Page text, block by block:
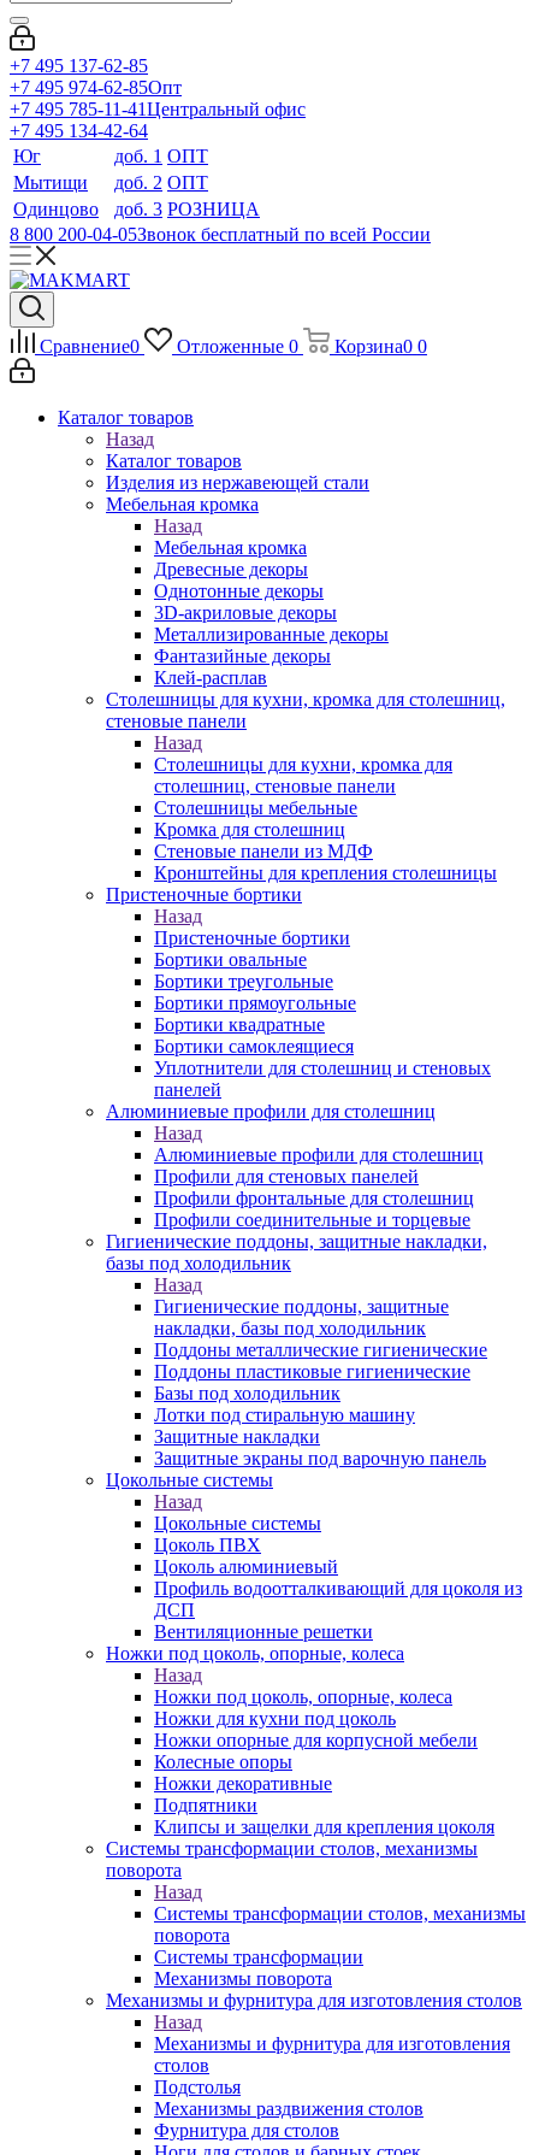
+7 495 137-62-85
+7 495 974-62-85Опт
+7 495 785-11-41Центральный офис
+7 495 134-42-64
Юг
доб. 1 ОПТ
Мытищи
доб. 2 ОПТ
Одинцово
доб. 3 РОЗНИЦА
8 800 200-04-05Звонок бесплатный по всей России
Сравнение0 Отложенные 0 Корзина0 0
Каталог товаров
Назад
Каталог товаров
Изделия из нержавеющей стали
Мебельная кромка
Назад
Мебельная кромка
Древесные декоры
Однотонные декоры
3D-акриловые декоры
Металлизированные декоры
Фантазийные декоры
Клей-расплав
Столешницы для кухни, кромка для столешниц,
стеновые панели
Назад
Столешницы для кухни, кромка для
столешниц, стеновые панели
Столешницы мебельные
Кромка для столешниц
Стеновые панели из МДФ
Кронштейны для крепления столешницы
Пристеночные бортики
Назад
Пристеночные бортики
Бортики овальные
Бортики треугольные
Бортики прямоугольные
Бортики квадратные
Бортики самоклеящиеся
Уплотнители для столешниц и стеновых
панелей
Алюминиевые профили для столешниц
Назад
Алюминиевые профили для столешниц
Профили для стеновых панелей
Профили фронтальные для столешниц
Профили соединительные и торцевые
Гигиенические поддоны, защитные накладки,
базы под холодильник
Назад
Гигиенические поддоны, защитные
накладки, базы под холодильник
Поддоны металлические гигиенические
Поддоны пластиковые гигиенические
Базы под холодильник
Лотки под стиральную машину
Защитные накладки
Защитные экраны под варочную панель
Цокольные системы
Назад
Цокольные системы
Цоколь ПВХ
Цоколь алюминиевый
Профиль водоотталкивающий для цоколя из
ДСП
Вентиляционные решетки
Ножки под цоколь, опорные, колеса
Назад
Ножки под цоколь, опорные, колеса
Ножки для кухни под цоколь
Ножки опорные для корпусной мебели
Колесные опоры
Ножки декоративные
Подпятники
Клипсы и защелки для крепления цоколя
Системы трансформации столов, механизмы
поворота
Назад
Системы трансформации столов, механизмы
поворота
Системы трансформации
Механизмы поворота
Механизмы и фурнитура для изготовления столов
Назад
Механизмы и фурнитура для изготовления
столов
Подстолья
Механизмы раздвижения столов
Фурнитура для столов